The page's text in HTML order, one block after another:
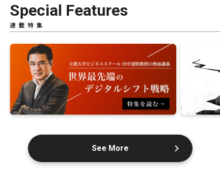
Special Features
連載特集
See More